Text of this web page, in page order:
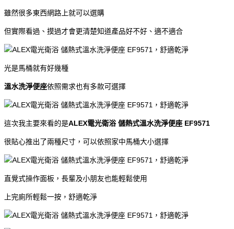
雖然很多東西網路上就可以選購
但實際看過、摸過才會更清楚知道產品好不好、適不適合
光是馬桶就有好幾種
溫水洗淨便座依照需求也有多款可選擇
這次我主要來看的是ALEX電光衛浴 儲熱式溫水洗淨便座 EF9571
很貼心推出了兩種尺寸，可以依照家中馬桶大小選擇
直覺式操作面板，長輩及小朋友也能輕鬆使用
上完廁所輕鬆一按，舒適乾淨